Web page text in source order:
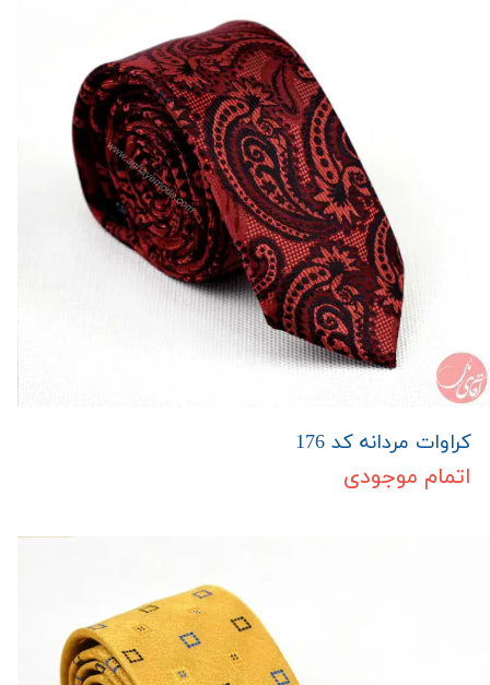
کراوات مردانه کد 176
اتمام موجودی